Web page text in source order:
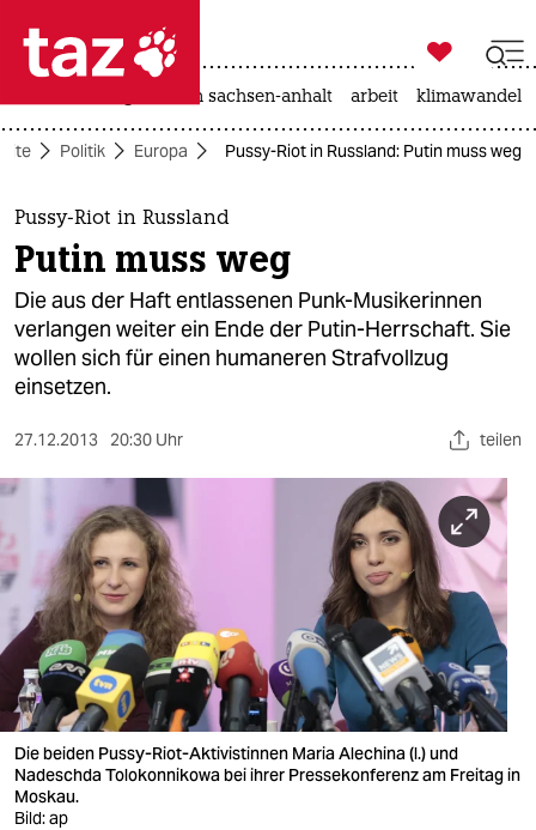
 taz zahl ich
taz zahl ich
themen
politik
öko
gesellschaft
kultur
sport
berlin
nord
wahrheit
verlag
verlag
veranstaltungen

taz zahl ich
landtagswahl in sachsen-anhalt arbeit klimawandel
Politik Europa Pussy-Riot in Russland: Putin muss weg
Pussy-Riot in Russland
Putin muss weg
Die aus der Haft entlassenen Punk-Musikerinnen
verlangen weiter ein Ende der Putin-Herrschaft. Sie
wollen sich für einen humaneren Strafvollzug
einsetzen.
27.12.2013 20:30 Uhr teilen
Die beiden Pussy-Riot-Aktivistinnen Maria Alechina (l.) und
Nadeschda Tolokonnikowa bei ihrer Pressekonferenz am Freitag in
Moskau.
Bild: ap